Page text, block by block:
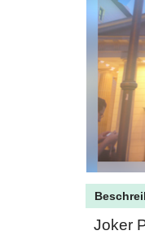
Joker